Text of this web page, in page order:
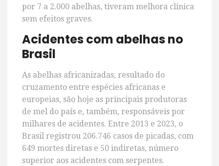
por 7 a 2.000 abelhas, tiveram melhora clínica
sem efeitos graves.
Acidentes com abelhas no
Brasil
As abelhas africanizadas, resultado do
cruzamento entre espécies africanas e
europeias, são hoje as principais produtoras
de mel do país e, também, responsáveis por
milhares de acidentes. Entre 2013 e 2023, o
Brasil registrou 206.746 casos de picadas, com
649 mortes diretas e 50 indiretas, número
superior aos acidentes com serpentes.